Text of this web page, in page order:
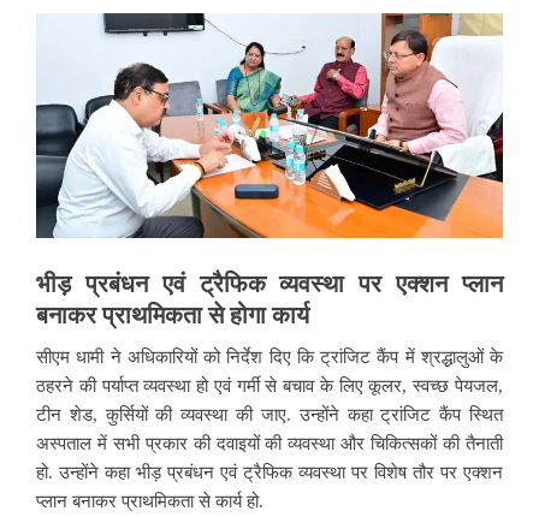
भीड़प्रबंधनएवंट्रैफिकव्यवस्थापरएक्शनप्लान
बनाकरप्राथमिकतासेहोगाकार्य
सीएम धामी ने अधिकारियों को निर्देश दिए कि ट्रांजिट कैंप में श्रद्धालुओं के
ठहरने की पर्याप्त व्यवस्था हो एवं गर्मी से बचाव के लिए कूलर, स्वच्छ पेयजल,
टीन शेड, कुर्सियों की व्यवस्था की जाए. उन्होंने कहा ट्रांजिट कैंप स्थित
अस्पताल में सभी प्रकार की दवाइयों की व्यवस्था और चिकित्सकों की तैनाती
हो. उन्होंने कहा भीड़ प्रबंधन एवं ट्रैफिक व्यवस्था पर विशेष तौर पर एक्शन
प्लान बनाकर प्राथमिकता से कार्य हो.